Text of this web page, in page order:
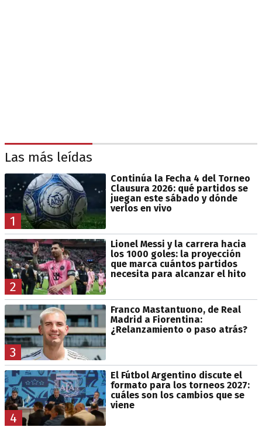
Las más leídas
1
Continúa la Fecha 4 del Torneo
Clausura 2026: qué partidos se
juegan este sábado y dónde
verlos en vivo
2
Lionel Messi y la carrera hacia
los 1000 goles: la proyección
que marca cuántos partidos
necesita para alcanzar el hito
3
Franco Mastantuono, de Real
Madrid a Fiorentina:
¿Relanzamiento o paso atrás?
4
El Fútbol Argentino discute el
formato para los torneos 2027:
cuáles son los cambios que se
viene